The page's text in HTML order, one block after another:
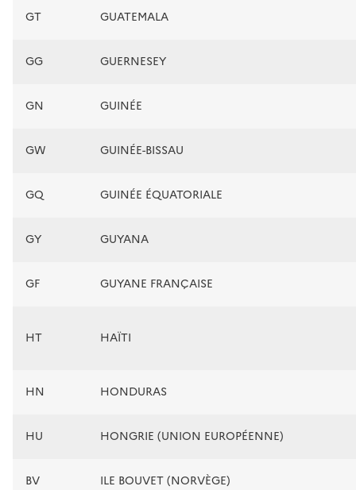
GT GUATEMALA
GG GUERNESEY
GN GUINÉE
GW GUINÉE-BISSAU
GQ GUINÉE ÉQUATORIALE
GY GUYANA
GF GUYANE FRANÇAISE
HT HAÏTI
HN HONDURAS
HU HONGRIE (UNION EUROPÉENNE)
BV ILE BOUVET (NORVÈGE)